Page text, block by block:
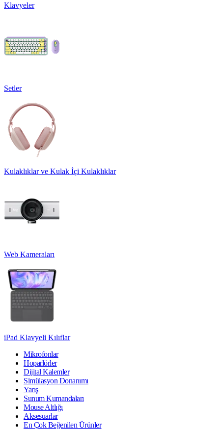
Klavyeler
Setler
Kulaklıklar ve Kulak İçi Kulaklıklar
Web Kameraları
iPad Klavyeli Kılıflar
Mikrofonlar
Hoparlörler
Dijital Kalemler
Simülasyon Donanımı
Yarış
Sunum Kumandaları
Mouse Altlığı
Aksesuarlar
En Çok Beğenilen Ürünler